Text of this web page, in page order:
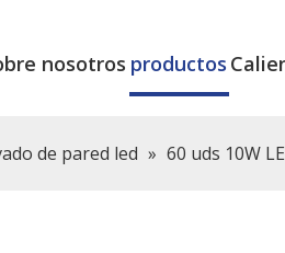
nosotros productos
de pared led » 60 uds 10W